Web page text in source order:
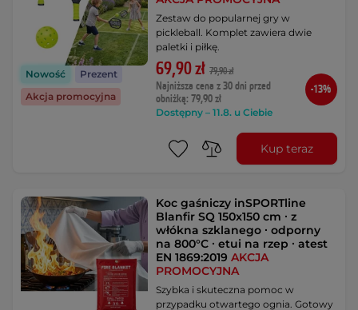
Nowość
Prezent
Akcja promocyjna
Zestaw do popularnej gry w
pickleball. Komplet zawiera dwie
paletki i piłkę.
69,90 zł 79,90 zł
Najniższa cena z 30 dni przed
obniżką: 79,90 zł
Dostępny – 11.8. u Ciebie
-13%
Kup teraz
Koc gaśniczy inSPORTline
Blanfir SQ 150x150 cm ∙ z
włókna szklanego ∙ odporny
na 800°C ∙ etui na rzep ∙ atest
EN 1869:2019AKCJA
PROMOCYJNA
Szybka i skuteczna pomoc w
przypadku otwartego ognia. Gotowy